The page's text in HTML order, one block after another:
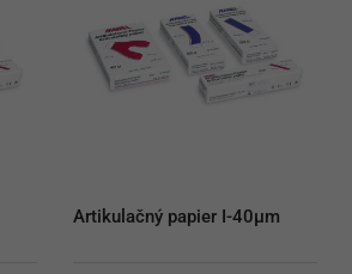
Artikulačný papier I-40µm